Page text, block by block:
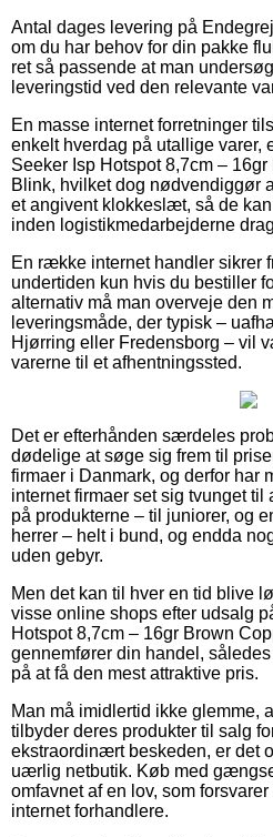
Antal dages levering på
om du har behov for din pakke
ret så passende at man
leveringstid ved den relevante
En masse internet forretninger
enkelt hverdag på utallige varer,
Seeker Isp Hotspot 8,7cm –
Blink, hvilket dog nødvendiggør
et angivent klokkeslæt, så de
inden logistikmedarbejderne
En række internet handler sikrer
undertiden kun hvis du bestiller
alternativ må man overveje den
leveringsmåde, der typisk –
Hjørring eller Fredensborg – vil
varerne til et afhentningssted.
Det er efterhånden særdeles
dødelige at søge sig frem til
firmaer i Danmark, og derfor har
internet firmaer set sig tvunget
på produkterne – til juniorer, og
herrer – helt i bund, og endda
uden gebyr.
Men det kan til hver en tid blive
visse online shops efter udsalg
Hotspot 8,7cm – 16gr Brown
gennemfører din handel,
på at få den mest attraktive pris.
Man må imidlertid ikke glemme,
tilbyder deres produkter til salg
ekstraordinært beskeden, er det
uærlig netbutik. Køb med
omfavnet af en lov, som
internet forhandlere.